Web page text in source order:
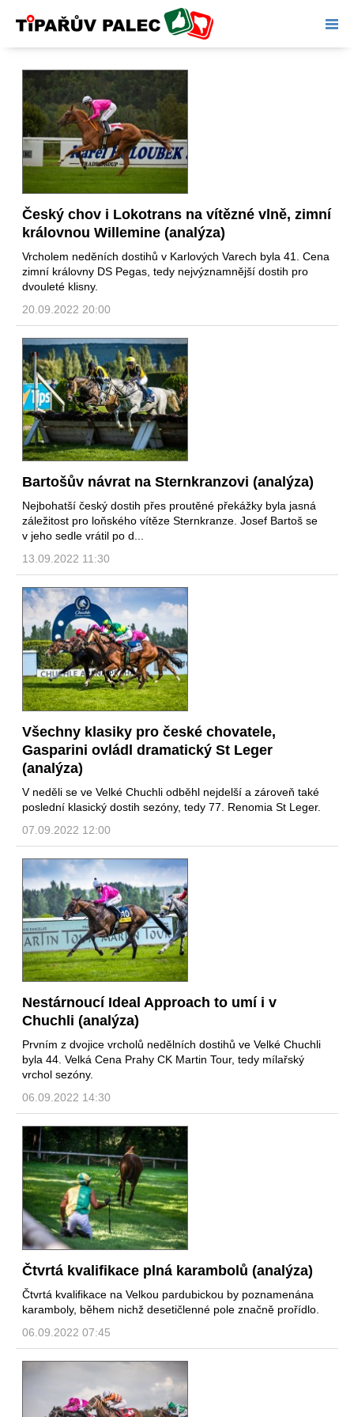
Tipařův palec
Český chov i Lokotrans na vítězné vlně, zimní
královnou Willemine (analýza)
Vrcholem neděních dostihů v Karlových Varech byla 41. Cena
zimní královny DS Pegas, tedy nejvýznamnější dostih pro
dvouleté klisny.
20.09.2022 20:00
Bartošův návrat na Sternkranzovi (analýza)
Nejbohatší český dostih přes proutěné překážky byla jasná
záležitost pro loňského vítěze Sternkranze. Josef Bartoš se
v jeho sedle vrátil po d...
13.09.2022 11:30
Všechny klasiky pro české chovatele,
Gasparini ovládl dramatický St Leger
(analýza)
V neděli se ve Velké Chuchli odběhl nejdelší a zároveň také
poslední klasický dostih sezóny, tedy 77. Renomia St Leger.
07.09.2022 12:00
Nestárnoucí Ideal Approach to umí i v
Chuchli (analýza)
Prvním z dvojice vrcholů nedělních dostihů ve Velké Chuchli
byla 44. Velká Cena Prahy CK Martin Tour, tedy mílařský
vrchol sezóny.
06.09.2022 14:30
Čtvrtá kvalifikace plná karambolů (analýza)
Čtvrtá kvalifikace na Velkou pardubickou by poznamenána
karamboly, během nichž desetičlenné pole značně prořídlo.
06.09.2022 07:45